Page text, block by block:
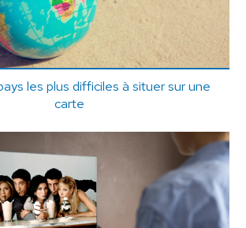
les plus difficiles à situer sur une
carte